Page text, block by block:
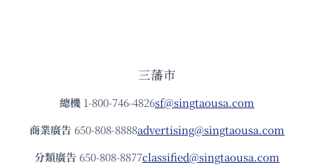
三藩市
總機 1-800-746-4826sf@singtaousa.com
商業廣告 650-808-8888advertising@singtaousa.com
分類廣告 650-808-8877classified@singtaousa.com